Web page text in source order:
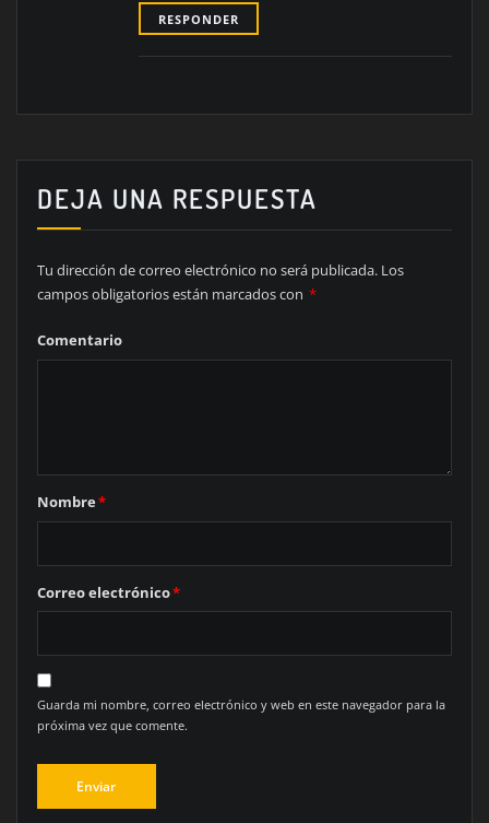
RESPONDER
DEJA UNA RESPUESTA
Tu dirección de correo electrónico no será publicada. Los
campos obligatorios están marcados con *
Comentario
Nombre*
Correo electrónico*
Guarda mi nombre, correo electrónico y web en este navegador para la
próxima vez que comente.